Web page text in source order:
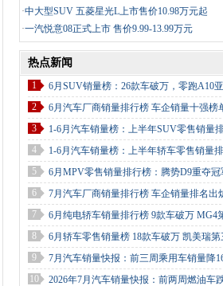
·中大型SUV 五菱星光L上市售价10.98万元起
·一汽悦意08正式上市 售价9.99-13.99万元
热点新闻
1
6月SUV销量榜：26款车破万，零跑A10
2
6月汽车厂商销量排行榜 车企销量十强榜
3
1-6月汽车销量榜：上半年SUV零售销量
4
1-6月汽车销量榜：上半年轿车零售销量
5
6月MPV零售销量排行榜：腾势D9重夺冠
6
7月汽车厂商销量排行榜 车企销量排名出
7
6月纯电轿车销量排行榜 9款车破万 MG4
8
6月轿车零售销量榜 18款车破万 凯美瑞第
9
7月汽车销量快报：前三周乘用车销量降
10
2026年7月汽车销量快报：前两周燃油车